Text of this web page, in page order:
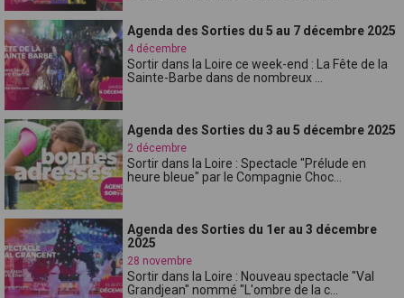
Agenda des Sorties du 5 au 7 décembre 2025
4 décembre
Sortir dans la Loire ce week-end : La Fête de la
Sainte-Barbe dans de nombreux ...
Agenda des Sorties du 3 au 5 décembre 2025
2 décembre
Sortir dans la Loire : Spectacle "Prélude en
heure bleue" par le Compagnie Choc...
Agenda des Sorties du 1er au 3 décembre
2025
28 novembre
Sortir dans la Loire : Nouveau spectacle "Val
Grandjean" nommé "L'ombre de la c...